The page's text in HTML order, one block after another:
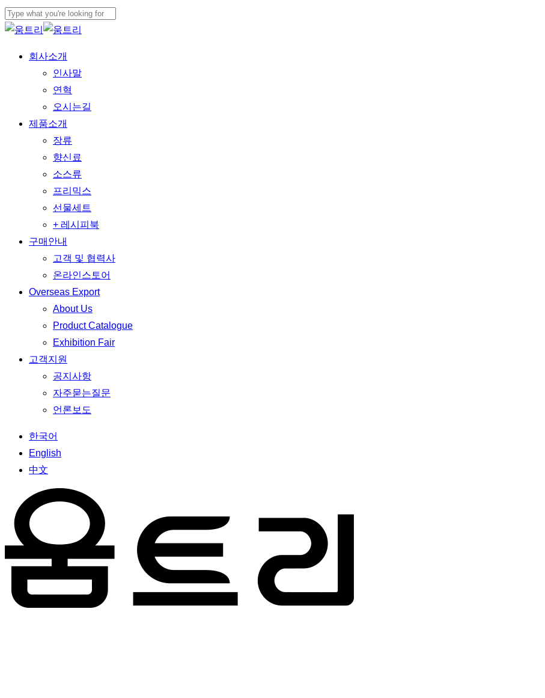
본문으로
건너뛰기
검색
메뉴
회사소개
인사말
연혁
오시는길
제품소개
장류
향신료
소스류
프리믹스
선물세트
+ 레시피북
구매안내
고객 및 협력사
온라인스토어
Overseas Export
About Us
Product Catalogue
Exhibition Fair
고객지원
공지사항
자주묻는질문
언론보도
한국어
English
中文